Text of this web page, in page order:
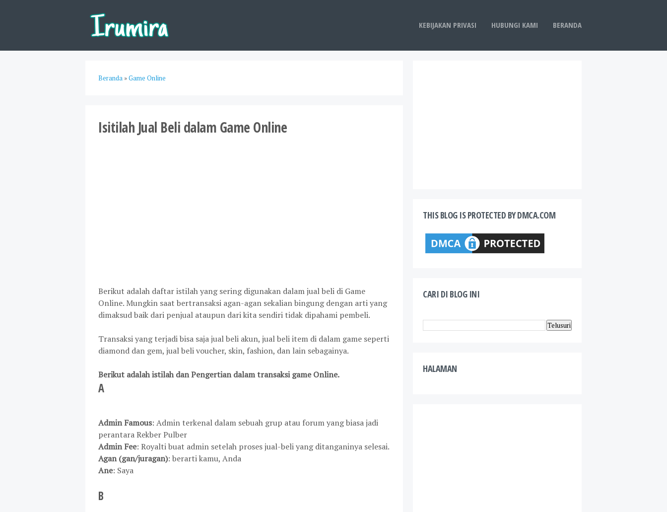
BERANDA
HUBUNGI KAMI
KEBIJAKAN PRIVASI
Beranda »Game Online
Isitilah Jual Beli dalam Game Online
Berikut adalah daftar istilah yang sering digunakan dalam jual beli di Game
Online. Mungkin saat bertransaksi agan-agan sekalian bingung dengan arti yang
dimaksud baik dari penjual ataupun dari kita sendiri tidak dipahami pembeli.
Transaksi yang terjadi bisa saja jual beli akun, jual beli item di dalam game seperti
diamond dan gem, jual beli voucher, skin, fashion, dan lain sebagainya.
Berikut adalah istilah dan Pengertian dalam transaksi game Online.
A
Admin Famous: Admin terkenal dalam sebuah grup atau forum yang biasa jadi
perantara Rekber Pulber
Admin Fee: Royalti buat admin setelah proses jual-beli yang ditanganinya selesai.
Agan (gan/juragan): berarti kamu, Anda
Ane: Saya
B
THIS BLOG IS PROTECTED BY DMCA.COM
CARI DI BLOG INI
HALAMAN